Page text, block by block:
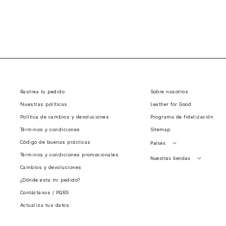
Rastrea tu pedido
Nuestras políticas
Política de cambios y devoluciones
Términos y condiciones
Código de buenas prácticas
Términos y condiciones promocionales
Cambios y devoluciones
¿Dónde esta mi pedido?
Contáctanos / PQRS
Actualiza tus datos
Sobre nosotros
Leather for Good
Programa de fidelización
Sitemap
Países
Perú
Nuestras tiendas